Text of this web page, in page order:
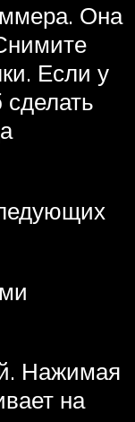
Она
Если у
сделать
Нажимая
на